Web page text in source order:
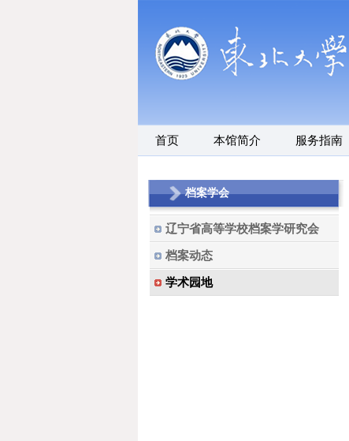
首页 本馆简介 服务指南
档案学会
辽宁省高等学校档案学研究会
档案动态
学术园地